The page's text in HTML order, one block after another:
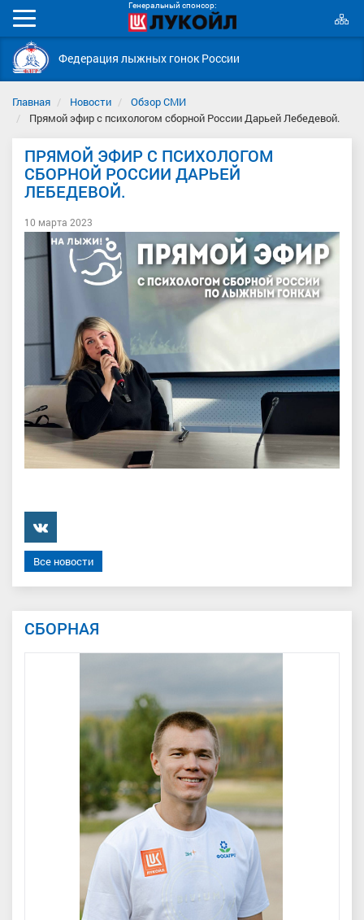
Генеральный спонсор:
Мобильное
меню
Федерация лыжных гонок России
Главная Новости
Обзор СМИ
Прямой эфир с психологом сборной России Дарьей Лебедевой.
ПРЯМОЙ ЭФИР С ПСИХОЛОГОМ
СБОРНОЙ РОССИИ ДАРЬЕЙ
ЛЕБЕДЕВОЙ.
10 марта 2023
���������
Все новости
СБОРНАЯ